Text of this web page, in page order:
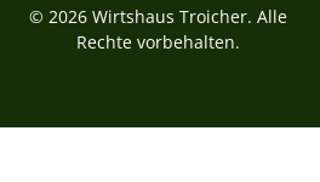
© 2026 Wirtshaus Troicher. Alle
Rechte vorbehalten.